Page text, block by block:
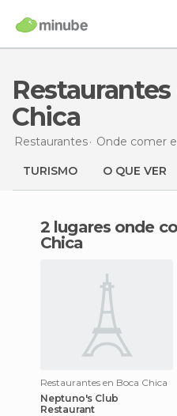
Restaurantes em Boca
Chica
Restaurantes Onde comer
TURISMO O QUE VER
2 lugares onde comer em Boca
Chica
Restaurantes en Boca Chica
Neptuno's Club
Restaurant